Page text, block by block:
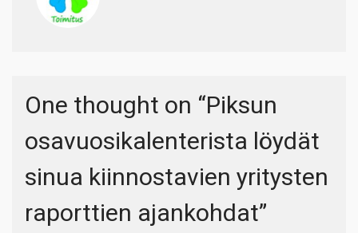
One thought on “Piksun
osavuosikalenterista löydät
sinua kiinnostavien yritysten
raporttien ajankohdat”